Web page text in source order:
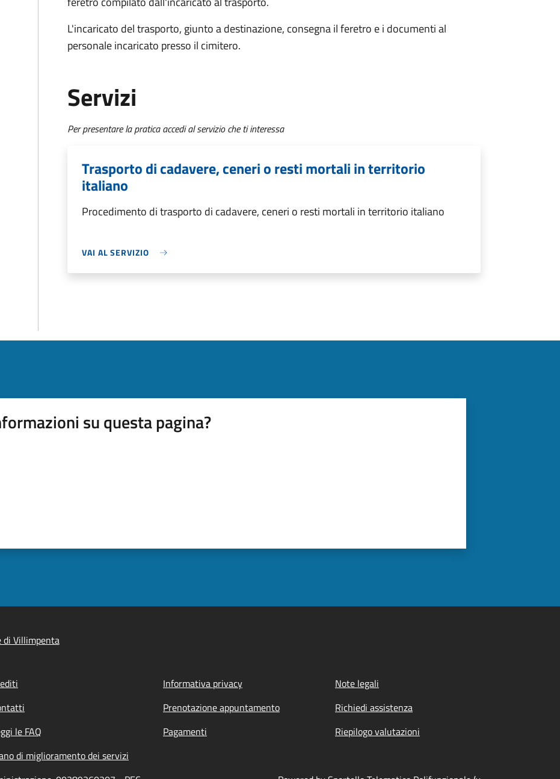
L'incaricato del trasporto, giunto a destinazione, consegna il feretro e i documenti al
personale incaricato presso il cimitero.
Servizi
Per presentare la pratica accedi al servizio che ti interessa
Trasporto di cadavere, ceneri o resti mortali in territorio
italiano
Procedimento di trasporto di cadavere, ceneri o resti mortali in territorio italiano
VAI AL SERVIZIO
su questa pagina?
di Villimpenta
Informativa privacy
Note legali
Prenotazione appuntamento
Richiedi assistenza
le FAQ Pagamenti
Riepilogo valutazioni
di miglioramento dei servizi